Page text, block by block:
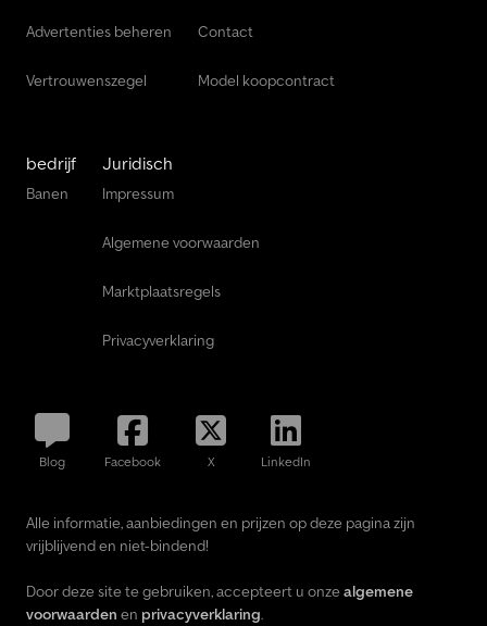
Advertenties beheren
Vertrouwenszegel
Contact
Model koopcontract
bedrijf
Banen
Juridisch
Impressum
Algemene voorwaarden
Marktplaatsregels
Privacyverklaring
Blog Facebook X LinkedIn
Alle informatie, aanbiedingen en prijzen op deze pagina zijn
vrijblijvend en niet-bindend!
Door deze site te gebruiken, accepteert u onze algemene
voorwaarden en privacyverklaring.